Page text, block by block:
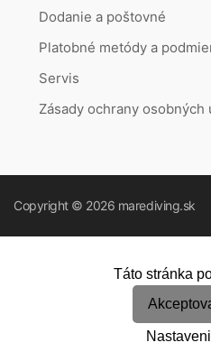
Dodanie a poštovné
Platobné metódy a
Servis
Zásady ochrany osobných
Copyright © 2026 marediving.sk
Táto stránka